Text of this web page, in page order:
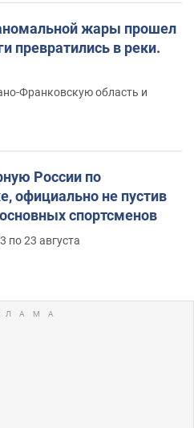
жары прошел
превратились в реки.
Франковскую область и
России по
официально не пустив
спортсменов
по 23 августа